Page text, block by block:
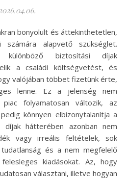
2026.04.06.
számára alapvető szükséglet.
különböző biztosítási díjak
a családi költségvetést, és
valójában többet fizetünk érte,
lenne. Ez a jelenség nem
folyamatosan változik, az
könnyen elbizonytalanítja a
hátterében azonban nem
vagy irreális feltételek, sok
és a nem megfelelő
kiadásokat. Az, hogy
választani, illetve hogyan